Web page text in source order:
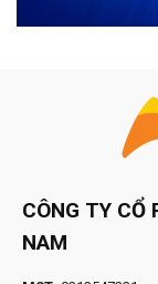
CÔNG TY CỔ
NAM